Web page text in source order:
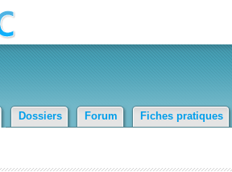
Dossiers Forum Fiches pratiques